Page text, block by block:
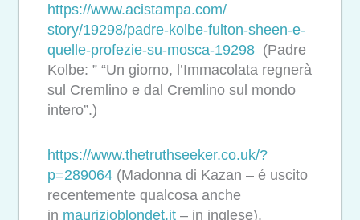
https://www.acistampa.com/
story/19298/padre-kolbe-fulton-sheen-e-
quelle-profezie-su-mosca-19298 (Padre
Kolbe: ” “Un giorno, l’Immacolata regnerà
sul Cremlino e dal Cremlino sul mondo
intero”.)
https://www.thetruthseeker.co.uk/?
p=289064 (Madonna di Kazan – é uscito
recentemente qualcosa anche
in maurizioblondet.it – in inglese).